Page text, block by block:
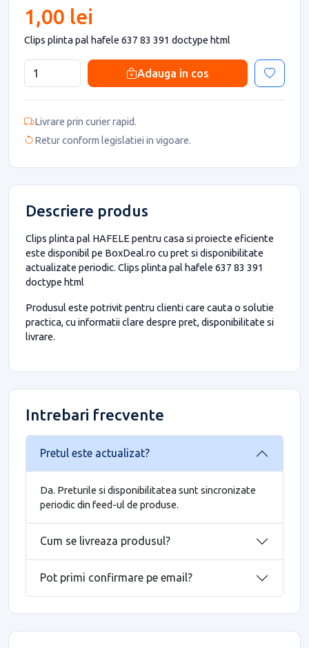
1,00 lei
Clips plinta pal hafele 637 83 391 doctype html
Adauga in cos
Livrare prin curier rapid.
Retur conform legislatiei in vigoare.
Descriere produs
Clips plinta pal HAFELE pentru casa si proiecte eficiente
este disponibil pe BoxDeal.ro cu pret si disponibilitate
actualizate periodic. Clips plinta pal hafele 637 83 391
doctype html
Produsul este potrivit pentru clienti care cauta o solutie
practica, cu informatii clare despre pret, disponibilitate si
livrare.
Intrebari frecvente
Pretul este actualizat?
Da. Preturile si disponibilitatea sunt sincronizate
periodic din feed-ul de produse.
Cum se livreaza produsul?
Pot primi confirmare pe email?